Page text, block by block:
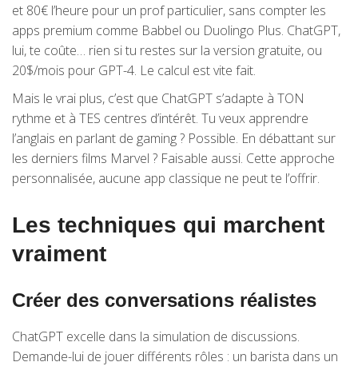
et 80€ l’heure pour un prof particulier, sans compter les
apps premium comme Babbel ou Duolingo Plus. ChatGPT,
lui, te coûte… rien si tu restes sur la version gratuite, ou
20$/mois pour GPT-4. Le calcul est vite fait.
Mais le vrai plus, c’est que ChatGPT s’adapte à TON
rythme et à TES centres d’intérêt. Tu veux apprendre
l’anglais en parlant de gaming ? Possible. En débattant sur
les derniers films Marvel ? Faisable aussi. Cette approche
personnalisée, aucune app classique ne peut te l’offrir.
Les techniques qui marchent
vraiment
Créer des conversations réalistes
ChatGPT excelle dans la simulation de discussions.
Demande-lui de jouer différents rôles : un barista dans un